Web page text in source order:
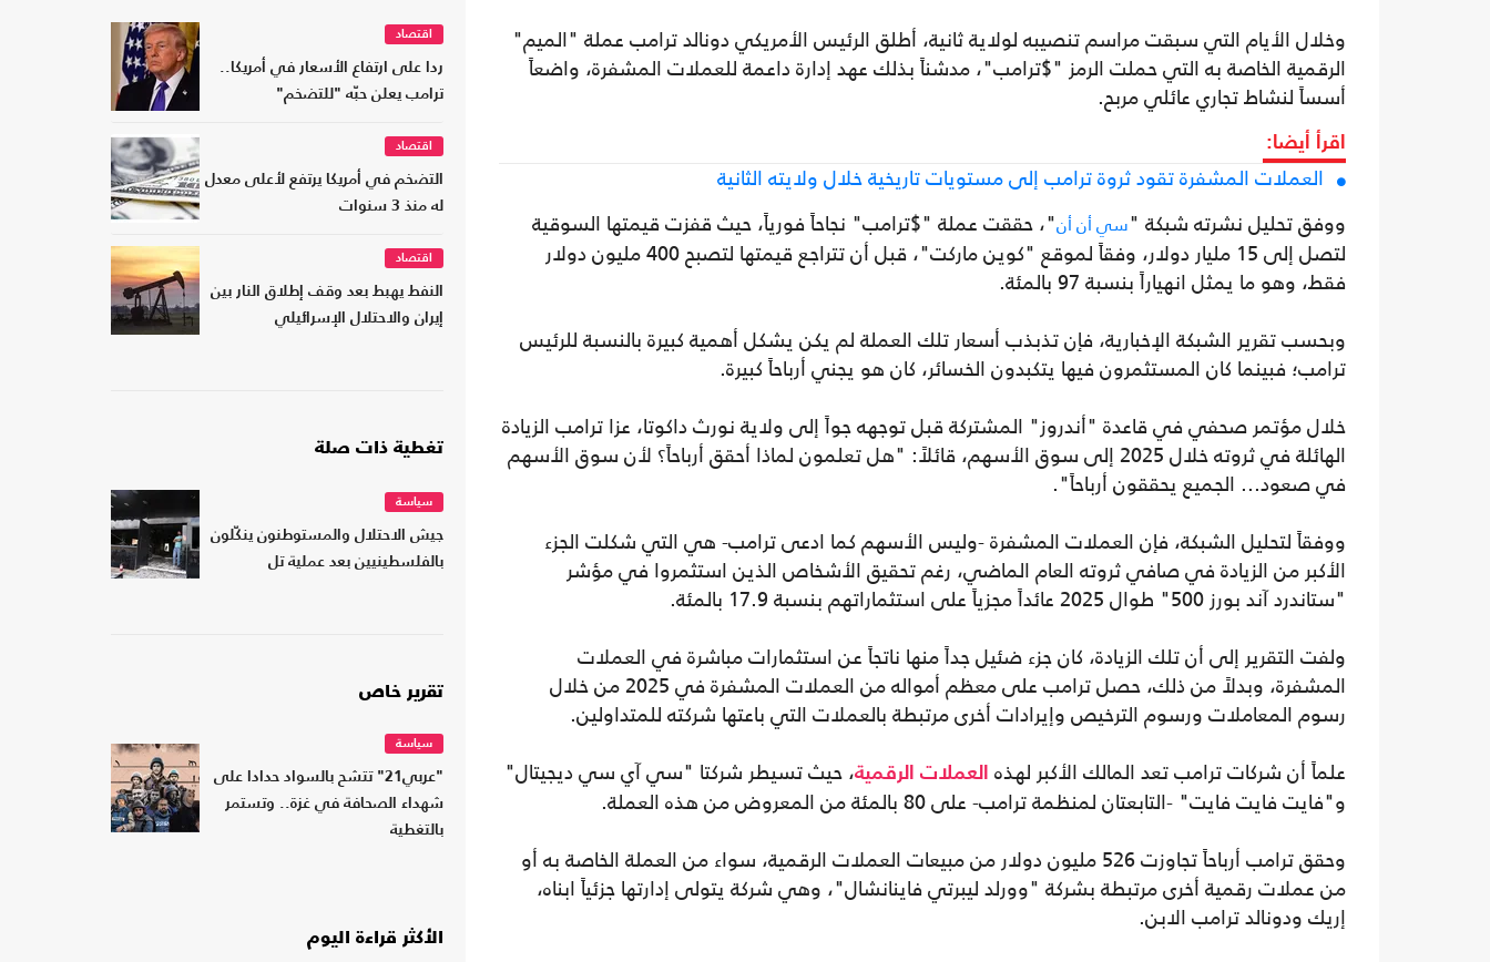
وخلال الأيام التي سبقت مراسم تنصيبه لولاية ثانية، أطلق الرئيس الأمريكي دونالد ترامب عملة "الميم"
الرقمية الخاصة به التي حملت الرمز "$ترامب"، مدشناً بذلك عهد إدارة داعمة للعملات المشفرة، واضعاً
أسساً لنشاط تجاري عائلي مربح.
اقرأ أيضا:
العملات المشفرة تقود ثروة ترامب إلى مستويات تاريخية خلال ولايته الثانية
ووفق تحليل نشرته شبكة "سي أن أن"، حققت عملة "$ترامب" نجاحاً فورياً، حيث قفزت قيمتها السوقية
لتصل إلى 15 مليار دولار، وفقاً لموقع "كوين ماركت"، قبل أن تتراجع قيمتها لتصبح 400 مليون دولار
فقط، وهو ما يمثل انهياراً بنسبة 97 بالمئة.
وبحسب تقرير الشبكة الإخبارية، فإن تذبذب أسعار تلك العملة لم يكن يشكل أهمية كبيرة بالنسبة للرئيس
ترامب؛ فبينما كان المستثمرون فيها يتكبدون الخسائر، كان هو يجني أرباحاً كبيرة.
خلال مؤتمر صحفي في قاعدة "أندروز" المشتركة قبل توجهه جواً إلى ولاية نورث داكوتا، عزا ترامب الزيادة
الهائلة في ثروته خلال 2025 إلى سوق الأسهم، قائلاً: "هل تعلمون لماذا أحقق أرباحاً؟ لأن سوق الأسهم
في صعود... الجميع يحققون أرباحاً".
ووفقاً لتحليل الشبكة، فإن العملات المشفرة -وليس الأسهم كما ادعى ترامب- هي التي شكلت الجزء
الأكبر من الزيادة في صافي ثروته العام الماضي، رغم تحقيق الأشخاص الذين استثمروا في مؤشر
"ستاندرد آند بورز 500" طوال 2025 عائداً مجزياً على استثماراتهم بنسبة 17.9 بالمئة.
ولفت التقرير إلى أن تلك الزيادة، كان جزء ضئيل جداً منها ناتجاً عن استثمارات مباشرة في العملات
المشفرة، وبدلاً من ذلك، حصل ترامب على معظم أمواله من العملات المشفرة في 2025 من خلال
رسوم المعاملات ورسوم الترخيص وإيرادات أخرى مرتبطة بالعملات التي باعتها شركته للمتداولين.
علماً أن شركات ترامب تعد المالك الأكبر لهذه
العملات الرقمية، حيث تسيطر شركتا "سي آي سي ديجيتال"
و"فايت فايت فايت" -التابعتان لمنظمة ترامب- على 80 بالمئة من المعروض من هذه العملة.
وحقق ترامب أرباحاً تجاوزت 526 مليون دولار من مبيعات العملات الرقمية، سواء من العملة الخاصة به أو
من عملات رقمية أخرى مرتبطة بشركة "وورلد ليبرتي فاينانشال"، وهي شركة يتولى إدارتها جزئياً ابناه،
إريك ودونالد ترامب الابن.
اقتصاد
ردا على ارتفاع الأسعار في أمريكا..
ترامب يعلن حبّه "للتضخم"
اقتصاد
التضخم في أمريكا يرتفع لأعلى معدل
له منذ 3 سنوات
اقتصاد
النفط يهبط بعد وقف إطلاق النار بين
إيران والاحتلال الإسرائيلي
تغطية ذات صلة
سياسة
جيش الاحتلال والمستوطنون ينكّلون
بالفلسطينيين بعد عملية تل
تقرير خاص
سياسة
"عربي21" تتشح بالسواد حدادا على
شهداء الصحافة في غزة.. وتستمر
بالتغطية
الأكثر قراءة اليوم